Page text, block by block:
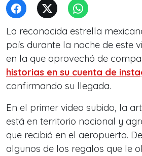
La reconocida estrella
país durante la noche de este
en la que aprovechó de
historias en su cuenta de
confirmando su llegada.
En el primer video subido, la
está en territorio nacional y
que recibió en el aeropuerto.
algunos de los regalos que le